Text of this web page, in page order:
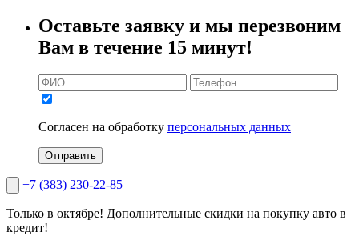
Оставьте заявку и мы перезвоним
Вам в течение 15 минут!
Согласен на обработку персональных данных
Отправить
+7 (383) 230-22-85
Только в октябре! Дополнительные скидки на покупку авто в
кредит!